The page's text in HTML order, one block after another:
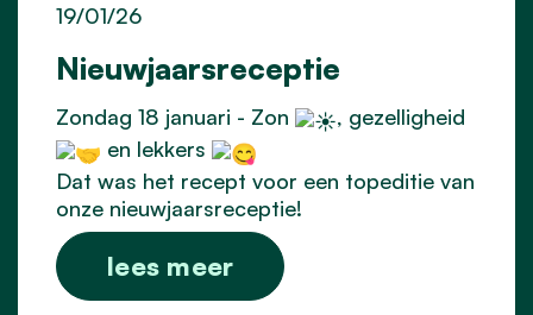
Nieuwjaarsreceptie
19/01/26
Zondag 18 januari - Zon
, gezelligheid
en lekkers
Dat was het recept voor een topeditie van
onze nieuwjaarsreceptie!
lees meer